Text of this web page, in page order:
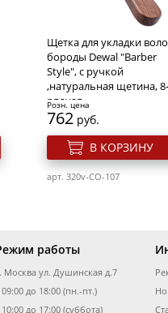
руб.
В КОРЗИНУ
арт. 540v-BAB2269TTE
Щетка для укладки
бороды Dewal "Barber
Style", с ручкой
,натуральная щетина, 8-
рядная
Розн. цена
762 руб.
В КОРЗИНУ
арт. 320v-CO-107
работы
Москва ул. Душинская д.7
09:00 до 18:00 (пн.-пт.)
10:00 до 17:00 (суббота)